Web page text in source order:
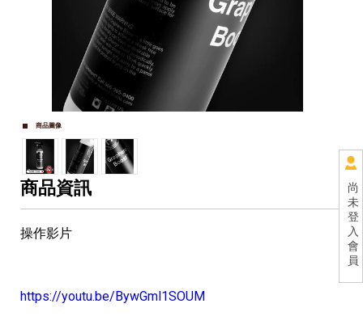
尚
未
登
入
會
員
商品圖像
商品資訊
操作影片
https://youtu.be/BywGml1SOUM